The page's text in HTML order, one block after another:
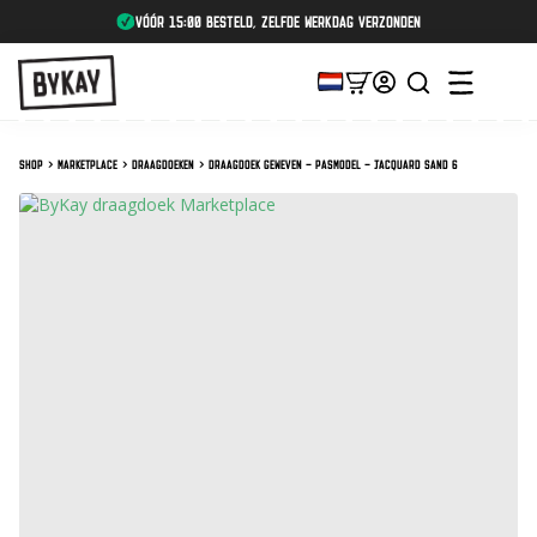
vóór 15:00 besteld, zelfde werkdag verzonden
Shop Marketplace Draagdoeken Draagdoek Geweven – Pasmodel – Jacquard Sand 6